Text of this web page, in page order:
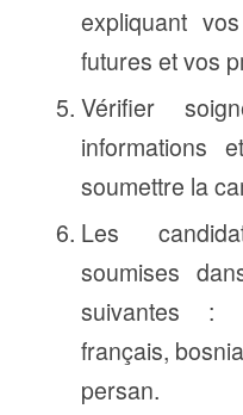
expliquant
futures et vos
Vérifier
informations
soumettre la
Les
soumises
suivantes :
français,
persan.